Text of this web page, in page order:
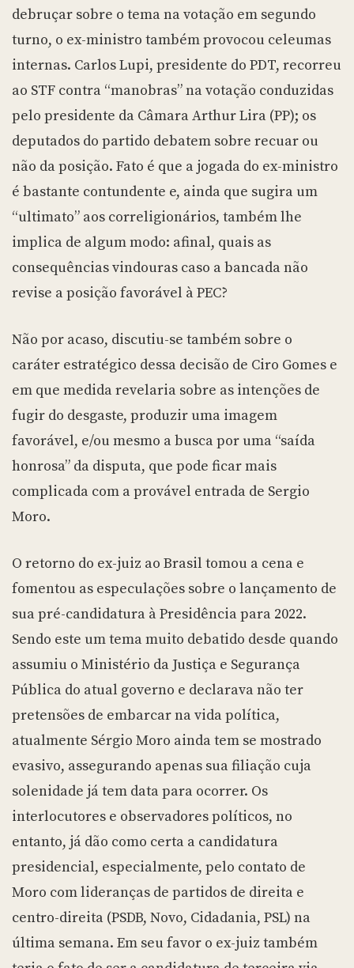
debruçar sobre o tema na votação em segundo
turno, o ex-ministro também provocou celeumas
internas. Carlos Lupi, presidente do PDT, recorreu
ao STF contra “manobras” na votação conduzidas
pelo presidente da Câmara Arthur Lira (PP); os
deputados do partido debatem sobre recuar ou
não da posição. Fato é que a jogada do ex-ministro
é bastante contundente e, ainda que sugira um
“ultimato” aos correligionários, também lhe
implica de algum modo: afinal, quais as
consequências vindouras caso a bancada não
revise a posição favorável à PEC?
Não por acaso, discutiu-se também sobre o
caráter estratégico dessa decisão de Ciro Gomes e
em que medida revelaria sobre as intenções de
fugir do desgaste, produzir uma imagem
favorável, e/ou mesmo a busca por uma “saída
honrosa” da disputa, que pode ficar mais
complicada com a provável entrada de Sergio
Moro.
O retorno do ex-juiz ao Brasil tomou a cena e
fomentou as especulações sobre o lançamento de
sua pré-candidatura à Presidência para 2022.
Sendo este um tema muito debatido desde quando
assumiu o Ministério da Justiça e Segurança
Pública do atual governo e declarava não ter
pretensões de embarcar na vida política,
atualmente Sérgio Moro ainda tem se mostrado
evasivo, assegurando apenas sua filiação cuja
solenidade já tem data para ocorrer. Os
interlocutores e observadores políticos, no
entanto, já dão como certa a candidatura
presidencial, especialmente, pelo contato de
Moro com lideranças de partidos de direita e
centro-direita (PSDB, Novo, Cidadania, PSL) na
última semana. Em seu favor o ex-juiz também